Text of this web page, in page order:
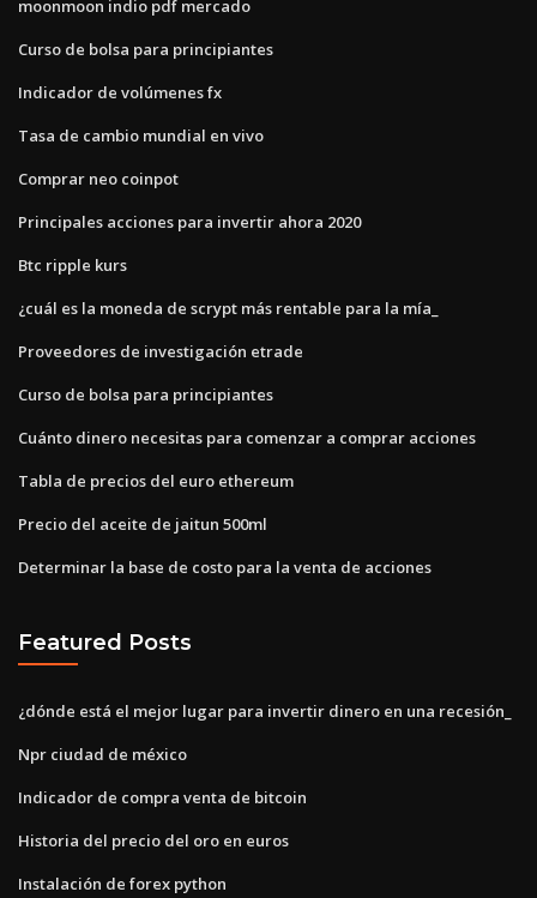
moonmoon indio pdf mercado
Curso de bolsa para principiantes
Indicador de volúmenes fx
Tasa de cambio mundial en vivo
Comprar neo coinpot
Principales acciones para invertir ahora 2020
Btc ripple kurs
¿cuál es la moneda de scrypt más rentable para la mía_
Proveedores de investigación etrade
Curso de bolsa para principiantes
Cuánto dinero necesitas para comenzar a comprar acciones
Tabla de precios del euro ethereum
Precio del aceite de jaitun 500ml
Determinar la base de costo para la venta de acciones
Featured Posts
¿dónde está el mejor lugar para invertir dinero en una recesión_
Npr ciudad de méxico
Indicador de compra venta de bitcoin
Historia del precio del oro en euros
Instalación de forex python